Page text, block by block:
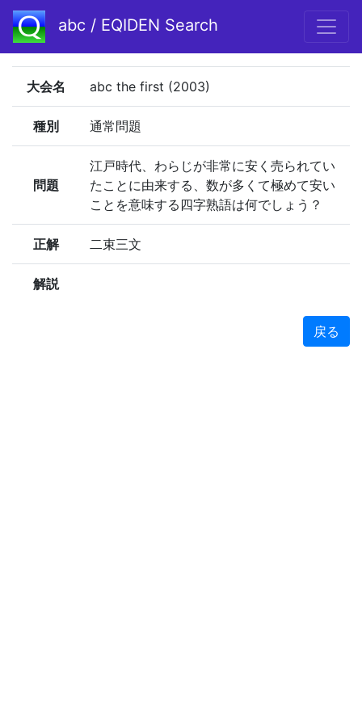
abc / EQIDEN Search
大会名 abc the first (2003)
種別 通常問題
問題
江戸時代、わらじが非常に安く売られてい
たことに由来する、数が多くて極めて安い
ことを意味する四字熟語は何でしょう？
正解 二束三文
解説
戻る